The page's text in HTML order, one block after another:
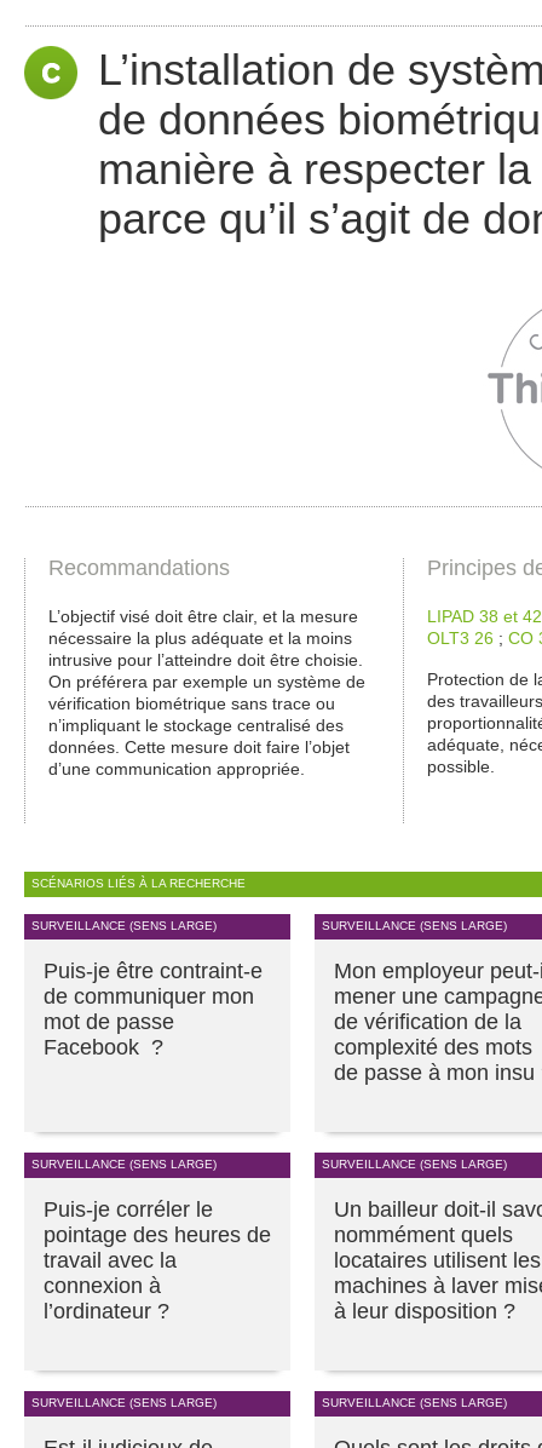
L’installation de
de données
manière à respecter
parce qu’il s’agit de
Recommandations
L’objectif visé doit être clair, et la mesure
nécessaire la plus adéquate et la moins
intrusive pour l’atteindre doit être choisie.
On préférera par exemple un système de
vérification biométrique sans trace ou
n’impliquant le stockage centralisé des
données. Cette mesure doit faire l’objet
d’une communication appropriée.
Principes
LIPAD 38 et 42
OLT3 26 ; CO
Protection de
des
adéquate,
possible.
SCÉNARIOS LIÉS À LA RECHERCHE
SURVEILLANCE (SENS LARGE)
Puis-je être contraint-e
de communiquer mon
mot de passe
Facebook ?
SURVEILLANCE (SENS LARGE)
Mon employeur
mener une
de vérification de la
complexité des mots
de passe à mon insu
SURVEILLANCE (SENS LARGE)
Puis-je corréler le
pointage des heures de
travail avec la
connexion à
l’ordinateur ?
SURVEILLANCE (SENS LARGE)
Un bailleur doit-il
nommément quels
locataires utilisent les
machines à laver
à leur disposition ?
SURVEILLANCE (SENS LARGE) SURVEILLANCE (SENS LARGE)